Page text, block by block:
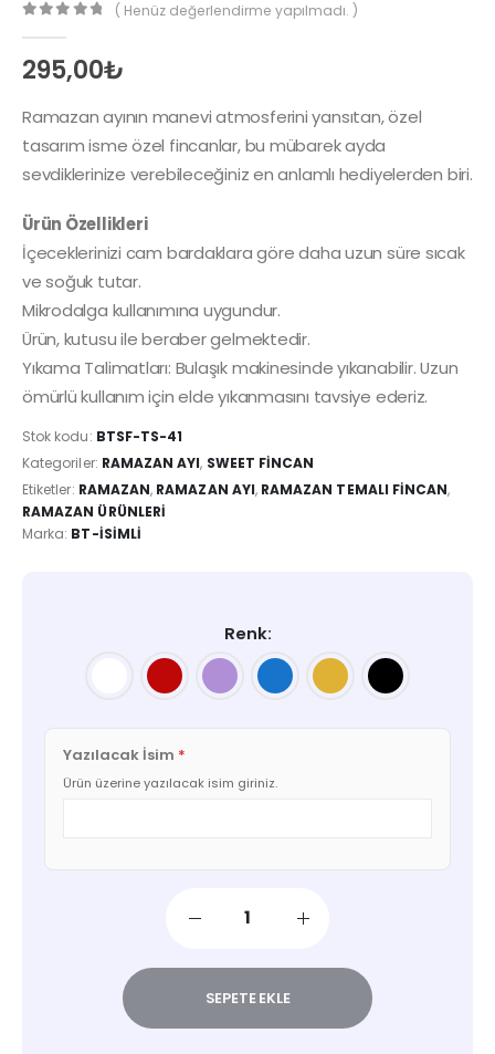
( Henüz değerlendirme yapılmadı. )
295,00₺
Ramazan ayının manevi atmosferini yansıtan, özel
tasarım isme özel fincanlar, bu mübarek ayda
sevdiklerinize verebileceğiniz en anlamlı hediyelerden biri.
Ürün Özellikleri
İçeceklerinizi cam bardaklara göre daha uzun süre sıcak
ve soğuk tutar.
Mikrodalga kullanımına uygundur.
Ürün, kutusu ile beraber gelmektedir.
Yıkama Talimatları: Bulaşık makinesinde yıkanabilir. Uzun
ömürlü kullanım için elde yıkanmasını tavsiye ederiz.
Stok kodu: BTSF-TS-41
Kategoriler: RAMAZAN AYI, SWEET FINCAN
Etiketler: RAMAZAN, RAMAZAN AYI, RAMAZAN TEMALI FINCAN,
RAMAZAN ÜRÜNLERI
Marka: BT-İSIMLI
Renk
Yazılacak İsim *
Ürün üzerine yazılacak isim giriniz.
SEPETE EKLE